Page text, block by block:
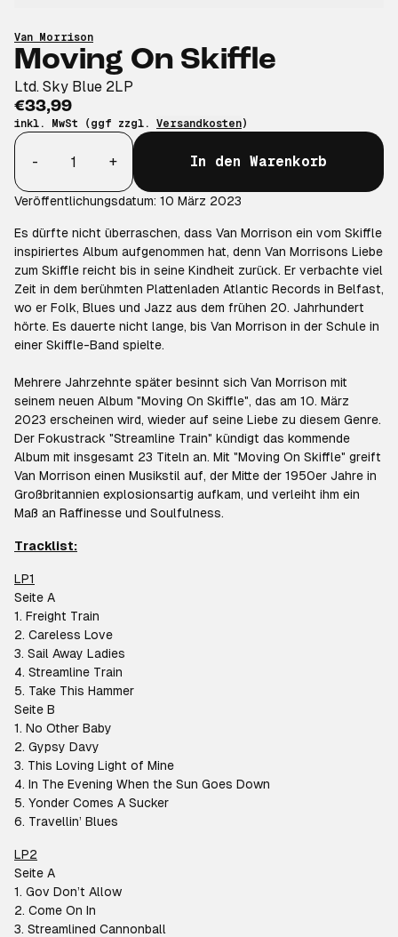
Van Morrison
Moving On Skiffle
Ltd. Sky Blue 2LP
€33,99
inkl. MwSt (ggf zzgl. Versandkosten)
Anzahl
-
+ In den Warenkorb
Veröffentlichungsdatum: 10 März 2023
Es dürfte nicht überraschen, dass Van Morrison ein vom Skiffle
inspiriertes Album aufgenommen hat, denn Van Morrisons Liebe
zum Skiffle reicht bis in seine Kindheit zurück. Er verbachte viel
Zeit in dem berühmten Plattenladen Atlantic Records in Belfast,
wo er Folk, Blues und Jazz aus dem frühen 20. Jahrhundert
hörte. Es dauerte nicht lange, bis Van Morrison in der Schule in
einer Skiffle-Band spielte.
Mehrere Jahrzehnte später besinnt sich Van Morrison mit
seinem neuen Album "Moving On Skiffle", das am 10. März
2023 erscheinen wird, wieder auf seine Liebe zu diesem Genre.
Der Fokustrack "Streamline Train" kündigt das kommende
Album mit insgesamt 23 Titeln an. Mit "Moving On Skiffle" greift
Van Morrison einen Musikstil auf, der Mitte der 1950er Jahre in
Großbritannien explosionsartig aufkam, und verleiht ihm ein
Maß an Raffinesse und Soulfulness.
Tracklist:
LP1
Seite A
1. Freight Train
2. Careless Love
3. Sail Away Ladies
4. Streamline Train
5. Take This Hammer
Seite B
1. No Other Baby
2. Gypsy Davy
3. This Loving Light of Mine
4. In The Evening When the Sun Goes Down
5. Yonder Comes A Sucker
6. Travellin’ Blues
LP2
Seite A
1. Gov Don’t Allow
2. Come On In
3. Streamlined Cannonball